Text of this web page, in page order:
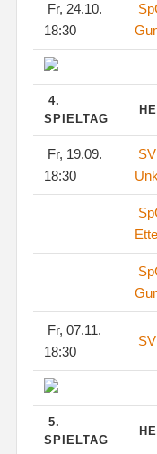
Fr, 24.10.
18:30
4.
SPIELTAG
Fr, 19.09.
18:30
Fr, 07.11.
18:30
5.
SPIELTAG